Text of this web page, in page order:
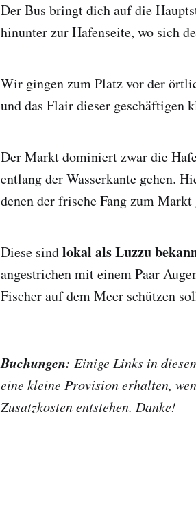
Der Bus bringt dich auf die
hinunter zur Hafenseite, wo sich
Wir gingen zum Platz vor der
und das Flair dieser geschäftigen
Der Markt dominiert zwar die
entlang der Wasserkante gehen.
denen der frische Fang zum
Diese sindlokal als Luzzu
angestrichen mit einem Paar
Fischer auf dem Meer schützen
Buchungen: Einige Links in
eine kleine Provision erhalten,
Zusatzkosten entstehen. Danke!